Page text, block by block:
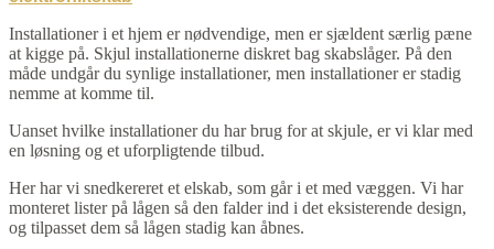
Installationer i et hjem er nødvendige, men er sjældent særlig pæne
at kigge på. Skjul installationerne diskret bag skabslåger. På den
måde undgår du synlige installationer, men installationer er stadig
nemme at komme til.
Uanset hvilke installationer du har brug for at skjule, er vi klar med
en løsning og et uforpligtende tilbud.
Her har vi snedkereret et elskab, som går i et med væggen. Vi har
monteret lister på lågen så den falder ind i det eksisterende design,
og tilpasset dem så lågen stadig kan åbnes.